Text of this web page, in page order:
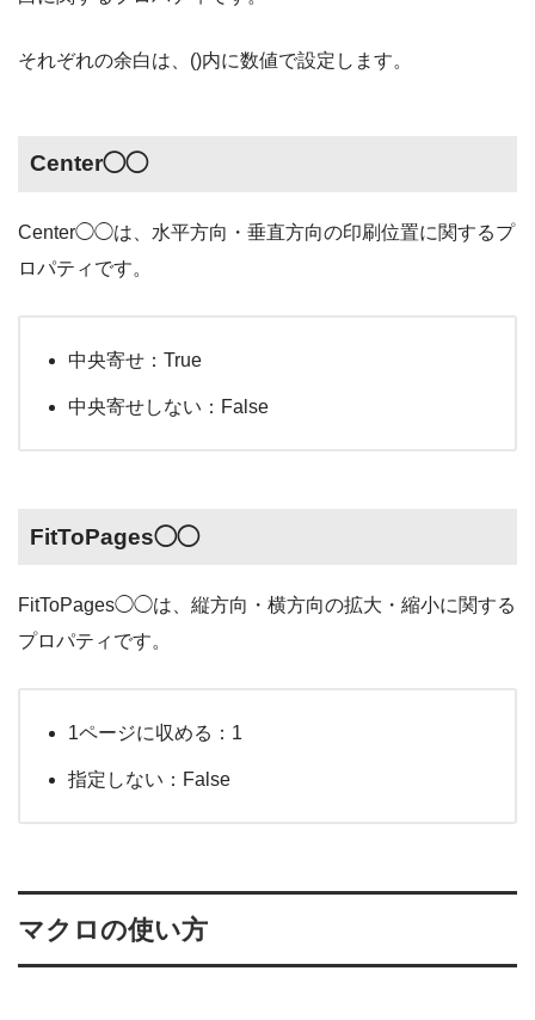
それぞれの余白は、()内に数値で設定します。
Center◯◯
Center◯◯は、水平方向・垂直方向の印刷位置に関するプ
ロパティです。
中央寄せ：True
中央寄せしない：False
FitToPages◯◯
FitToPages◯◯は、縦方向・横方向の拡大・縮小に関する
プロパティです。
1ページに収める：1
指定しない：False
マクロの使い方